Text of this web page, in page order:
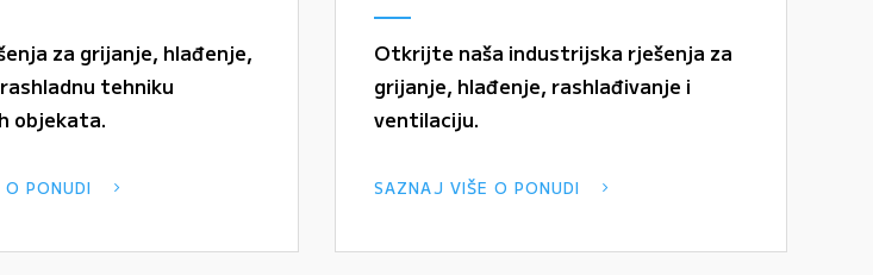
za grijanje, hlađenje,
tehniku
objekata.
PONUDI
Otkrijte naša industrijska rješenja za
grijanje, hlađenje, rashlađivanje i
ventilaciju.
SAZNAJ VIŠE O PONUDI